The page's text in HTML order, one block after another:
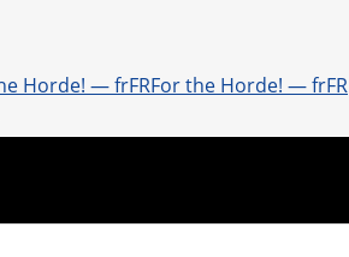
For the Horde! — frFR